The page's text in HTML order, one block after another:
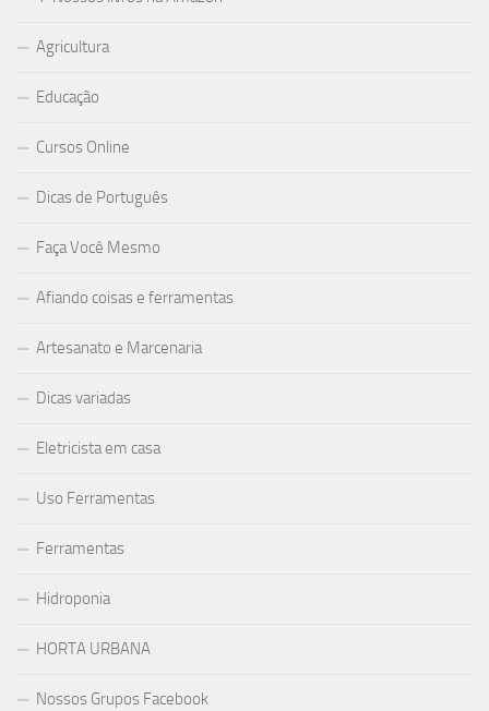
Agricultura
Educação
Cursos Online
Dicas de Português
Faça Você Mesmo
Afiando coisas e ferramentas
Artesanato e Marcenaria
Dicas variadas
Eletricista em casa
Uso Ferramentas
Ferramentas
Hidroponia
HORTA URBANA
Nossos Grupos Facebook